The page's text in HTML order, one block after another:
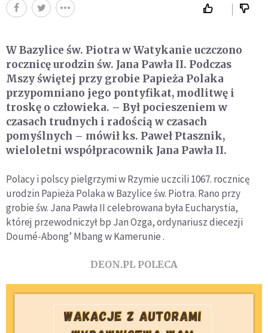
W Bazylice św. Piotra w Watykanie uczczono
rocznicę urodzin św. Jana Pawła II. Podczas
Mszy świętej przy grobie Papieża Polaka
przypomniano jego pontyfikat, modlitwę i
troskę o człowieka. – Był pocieszeniem w
czasach trudnych i radością w czasach
pomyślnych – mówił ks. Paweł Ptasznik,
wieloletni współpracownik Jana Pawła II.
Polacy i polscy pielgrzymi w Rzymie uczcili 1067. rocznicę
urodzin Papieża Polaka w Bazylice św. Piotra. Rano przy
grobie św. Jana Pawła II celebrowana była Eucharystia,
której przewodniczył bp Jan Ozga, ordynariusz diecezji
Doumé-Abong’ Mbang w Kamerunie .
DEON.PL POLECA